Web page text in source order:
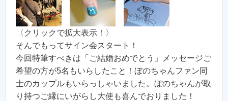
〈クリックで拡大表示！〉
そんでもってサイン会スタート！
今回特筆すべきは「ご結婚おめでとう」メッセージご
希望の方が5名もいらしたこと！ぼのちゃんファン同
士のカップルもいらっしゃいました。ぼのちゃんが取
り持つご縁にいがらし大使も喜んでおりました！